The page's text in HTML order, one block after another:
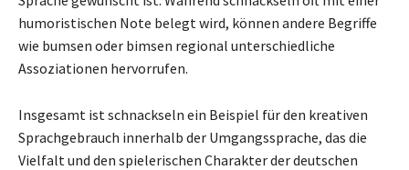
humoristischen Note belegt wird, können andere Begriffe
wie bumsen oder bimsen regional unterschiedliche
Assoziationen hervorrufen.
Insgesamt ist schnackseln ein Beispiel für den kreativen
Sprachgebrauch innerhalb der Umgangssprache, das die
Vielfalt und den spielerischen Charakter der deutschen